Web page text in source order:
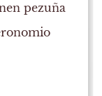
pezuña